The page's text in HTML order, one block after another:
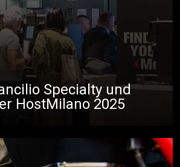
Specialty und
HostMilano 2025